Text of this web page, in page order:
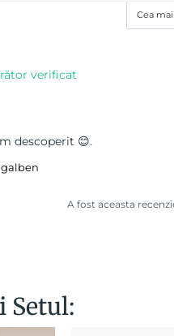
descoperit 😊.
galben
A fost aceasta
Setul: